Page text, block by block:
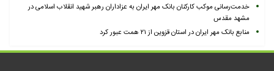
خدمت‌رسانی موکب کارکنان بانک مهر ایران به عزاداران رهبر شهید انقلاب اسلامی در
مشهد مقدس
منابع بانک مهر ایران در استان قزوین از ۲۱ همت عبور کرد